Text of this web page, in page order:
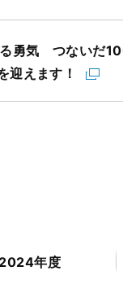
る勇気 つないだ
迎えます！
2024年度